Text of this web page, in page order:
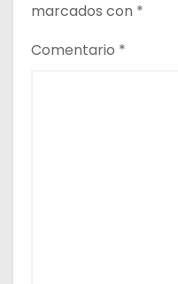
s
marcados con *
Comentario *